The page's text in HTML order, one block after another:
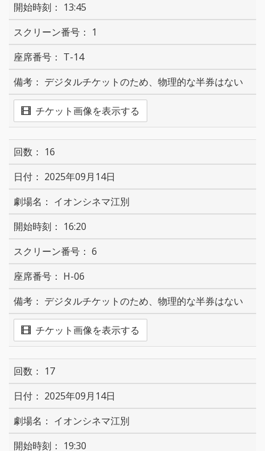
13:45
1
T-14
デジタルチケットのため、物理的な半券はない
チケット画像を表示する
16
2025年09月14日
イオンシネマ江別
16:20
6
H-06
デジタルチケットのため、物理的な半券はない
チケット画像を表示する
17
2025年09月14日
イオンシネマ江別
19:30